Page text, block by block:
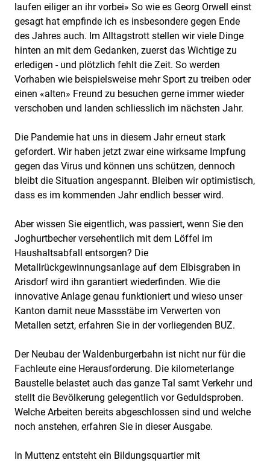
laufen eiliger an ihr vorbei» So wie es Georg Orwell einst
gesagt hat empfinde ich es insbesondere gegen Ende
des Jahres auch. Im Alltagstrott stellen wir viele Dinge
hinten an mit dem Gedanken, zuerst das Wichtige zu
erledigen - und plötzlich fehlt die Zeit. So werden
Vorhaben wie beispielsweise mehr Sport zu treiben oder
einen «alten» Freund zu besuchen gerne immer wieder
verschoben und landen schliesslich im nächsten Jahr.
Die Pandemie hat uns in diesem Jahr erneut stark
gefordert. Wir haben jetzt zwar eine wirksame Impfung
gegen das Virus und können uns schützen, dennoch
bleibt die Situation angespannt. Bleiben wir optimistisch,
dass es im kommenden Jahr endlich besser wird.
Aber wissen Sie eigentlich, was passiert, wenn Sie den
Joghurtbecher versehentlich mit dem Löffel im
Haushaltsabfall entsorgen? Die
Metallrückgewinnungsanlage auf dem Elbisgraben in
Arisdorf wird ihn garantiert wiederfinden. Wie die
innovative Anlage genau funktioniert und wieso unser
Kanton damit neue Massstäbe im Verwerten von
Metallen setzt, erfahren Sie in der vorliegenden BUZ.
Der Neubau der Waldenburgerbahn ist nicht nur für die
Fachleute eine Herausforderung. Die kilometerlange
Baustelle belastet auch das ganze Tal samt Verkehr und
stellt die Bevölkerung gelegentlich vor Geduldsproben.
Welche Arbeiten bereits abgeschlossen sind und welche
noch anstehen, erfahren Sie in dieser Ausgabe.
In Muttenz entsteht ein Bildungsquartier mit